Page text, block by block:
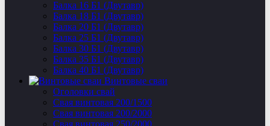
Балка 16 Б1 (Двутавр)
Балка 18 Б1 (Двутавр)
Балка 20 Б1 (Двутавр)
Балка 25 Б1 (Двутавр)
Балка 30 Б1 (Двутавр)
Балка 35 Б1 (Двутавр)
Балка 40 Б1 (Двутавр)
Винтовые сваи
Оголовки свай
Свая винтовая 200/1500
Свая винтовая 200/2000
Свая винтовая 250/2000